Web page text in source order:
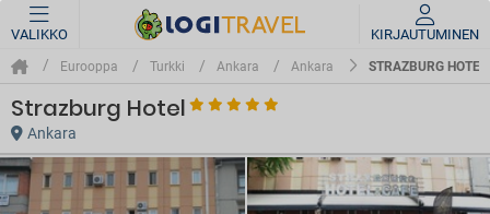
VALIKKO KIRJAUTUMINEN
Eurooppa Turkki Ankara Ankara STRAZBURG HOTEL
Strazburg Hotel
Ankara